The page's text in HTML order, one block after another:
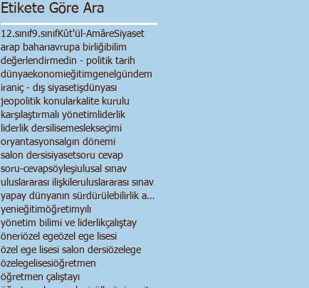
Etikete Göre Ara
12.sınıf9.sınıfKût'ül-AmâreSiyaset
arap baharıavrupa birliğibilim
değerlendirmedin - politik tarih
dünyaekonomieğitimgenel gündem
iraniç - dış siyasetişdünyası
jeopolitik konularkalite kurulu
karşılaştırmalı yönetim liderlik
liderlik dersi lisemeslekseçimi
oryantasyonsalgın dönemi
salon dersisiyasetsoru cevap
soru-cevapsöyleşiulusal sınav
uluslararası ilişkileruluslararası sınav
yapay dünyanın sürdürülebilirlik anlayışı
yenieğitimöğretimyılı
yönetim bilimi ve liderlikçalıştay
öneriözel egeözel ege lisesi
özel ege lisesi salon dersiözelege
özelegelisesiöğretmen
öğretmen çalıştayı